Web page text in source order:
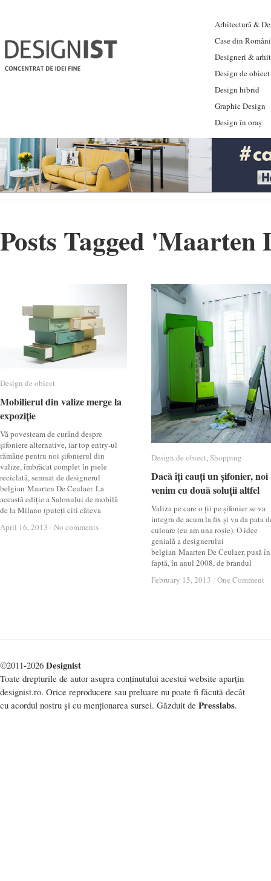
Arhitectură &
Case din
Designeri &
Design de obiect
Design hibrid
Graphic Design
Design în oraș
Posts Tagged 'Maarten
Design de obiect
Mobilierul din valize merge la
expoziție
Vă povesteam de curând despre
șifoniere alternative, iar top entry-ul
rămâne pentru noi șifonierul din
valize, îmbrăcat complet în piele
reciclată, semnat de designerul
belgian Maarten De Ceulaer. La
această ediție a Salonului de mobilă
de la Milano (puteți citi câteva
April 16, 2013 / No comments
Design de obiect
Mobilierul din valize merge la
expoziție
April 16, 2013 / No comments
Design de obiect,Shopping
Dacă îți cauți un șifonier, noi
venim cu două soluții altfel
Valiza pe care o ții pe șifonier se va
integra de acum la fix și va da pata
culoare (eu am una roșie). O idee
genială a designerului
belgian Maarten De Ceulaer, pusă în
faptă, în anul 2008, de brandul
February 15, 2013 / One Comment
Design de obiect Shopping
Dacă îți cauți un șifonier, noi
venim cu două soluții altfel
February 15, 2013 / One Comment
©2011-2026 Designist
Toate drepturile de autor asupra conținutului acestui website aparțin
designist.ro. Orice reproducere sau preluare nu poate fi făcută decât
cu acordul nostru și cu menționarea sursei. Găzduit de Presslabs.